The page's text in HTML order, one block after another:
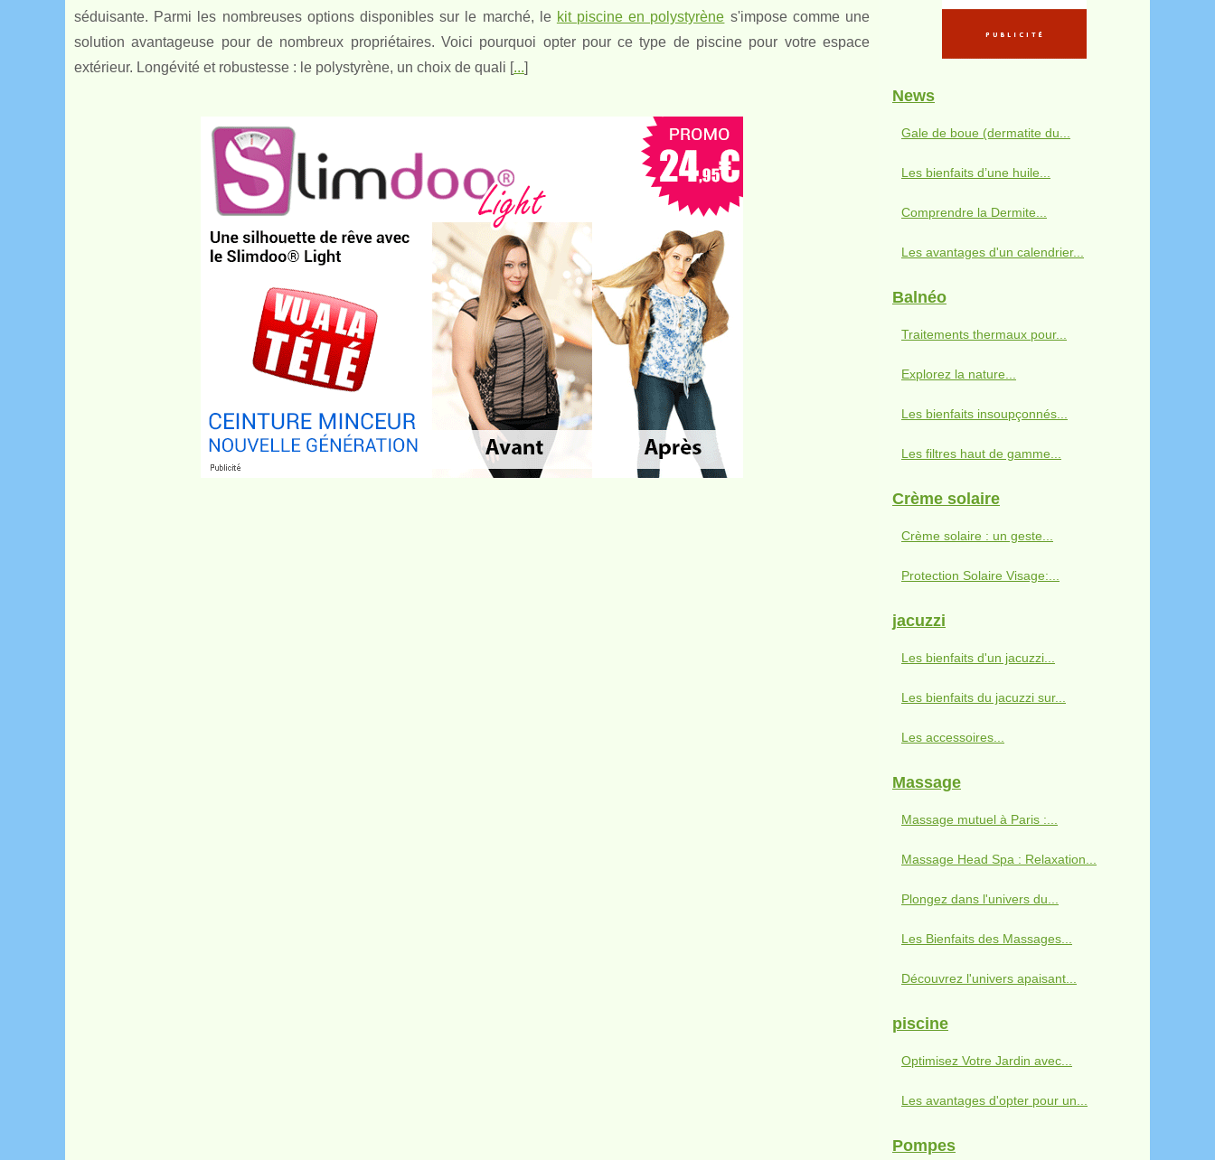
séduisante. Parmi les nombreuses options disponibles sur le marché, le kit piscine en polystyrène s'impose comme une
solution avantageuse pour de nombreux propriétaires. Voici pourquoi opter pour ce type de piscine pour votre espace
extérieur. Longévité et robustesse : le polystyrène, un choix de quali [...]
News
Gale de boue (dermatite du...
Les bienfaits d’une huile...
Comprendre la Dermite...
Les avantages d'un calendrier...
Balnéo
Traitements thermaux pour...
Explorez la nature...
Les bienfaits insoupçonnés...
Les filtres haut de gamme...
Crème solaire
Crème solaire : un geste...
Protection Solaire Visage:...
jacuzzi
Les bienfaits d'un jacuzzi...
Les bienfaits du jacuzzi sur...
Les accessoires...
Massage
Massage mutuel à Paris :...
Massage Head Spa : Relaxation...
Plongez dans l'univers du...
Les Bienfaits des Massages...
Découvrez l'univers apaisant...
piscine
Optimisez Votre Jardin avec...
Les avantages d'opter pour un...
Pompes